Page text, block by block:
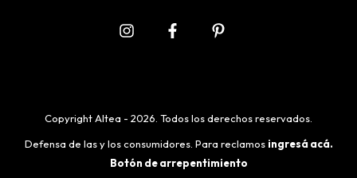
Copyright Altea - 2026. Todos los derechos reservados.
Defensa de las y los consumidores. Para reclamos ingresá acá.
Botón de arrepentimiento